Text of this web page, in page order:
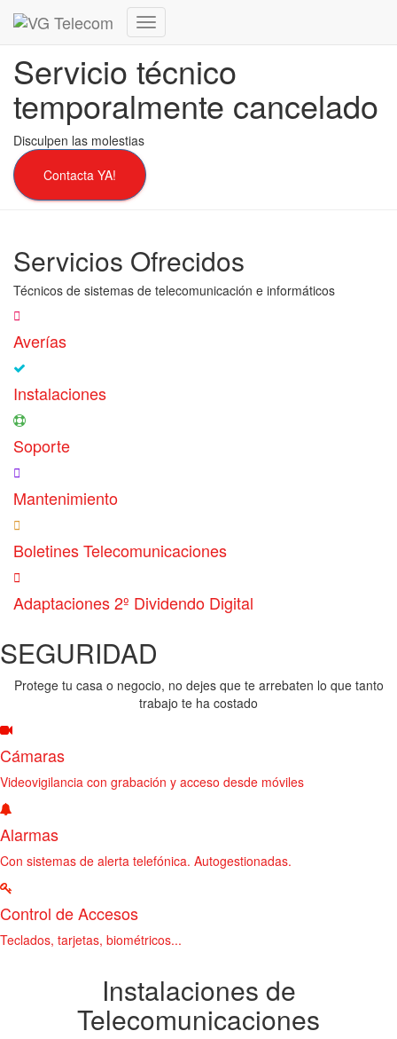
Cambiar
de
navegación
Servicio técnico
temporalmente cancelado
Disculpen las molestias
Contacta YA!
Servicios Ofrecidos
Técnicos de sistemas de telecomunicación e informáticos
Averías
Instalaciones
Soporte
Mantenimiento
Boletines Telecomunicaciones
Adaptaciones 2º Dividendo Digital
SEGURIDAD
Protege tu casa o negocio, no dejes que te arrebaten lo que tanto
trabajo te ha costado
Cámaras
Videovigilancia con grabación y acceso desde móviles
Alarmas
Con sistemas de alerta telefónica. Autogestionadas.
Control de Accesos
Teclados, tarjetas, biométricos...
Instalaciones de
Telecomunicaciones